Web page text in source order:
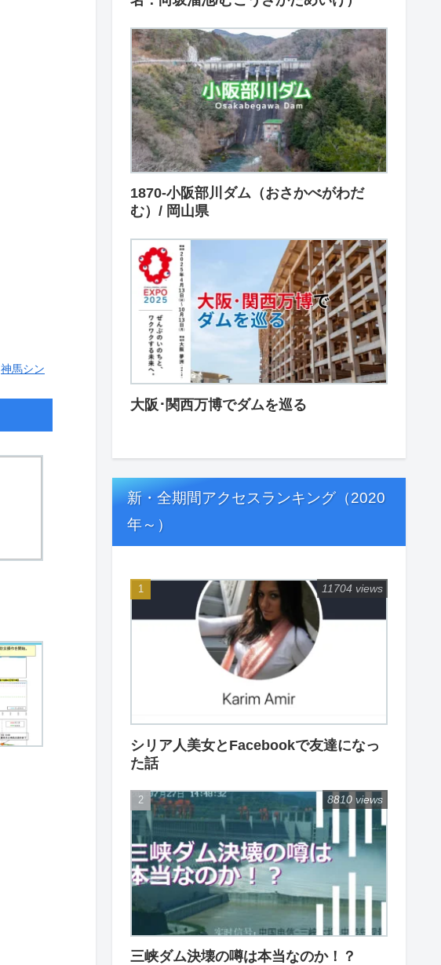
神馬シン
1870-小阪部川ダム（おさかべがわだ
む）/ 岡山県
大阪･関西万博でダムを巡る
新・全期間アクセスランキング（2020
年～）
シリア人美女とFacebookで友達になっ
た話
11704 views
三峡ダム決壊の噂は本当なのか！？
8810 views